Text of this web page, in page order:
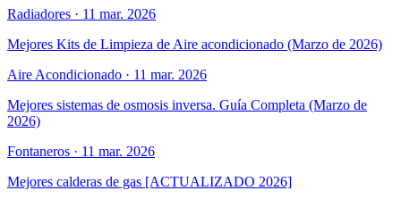
Radiadores · 11 mar. 2026
Mejores Kits de Limpieza de Aire acondicionado (Marzo de 2026)
Aire Acondicionado · 11 mar. 2026
Mejores sistemas de osmosis inversa. Guía Completa (Marzo de
2026)
Fontaneros · 11 mar. 2026
Mejores calderas de gas [ACTUALIZADO 2026]